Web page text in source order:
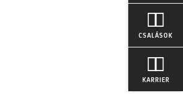
CSALÁSOK
KARRIER